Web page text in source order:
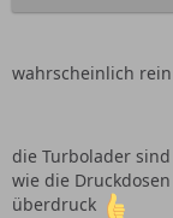
wahrscheinlich
die Turbolader
wie die
überdruck